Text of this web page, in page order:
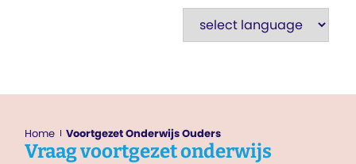
Home Voortgezet Onderwijs Ouders
Vraagvoortgezet onderwijs